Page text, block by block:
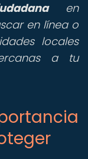
en
en línea o
locales
a tu